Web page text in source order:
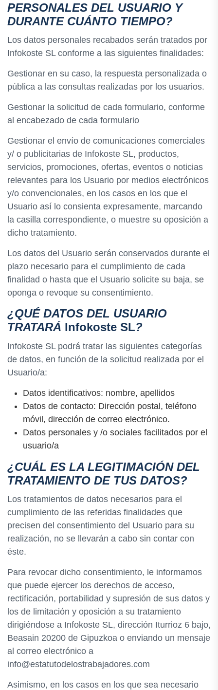
PERSONALES DEL USUARIO Y
DURANTE CUÁNTO TIEMPO?
Los datos personales recabados serán tratados por
Infokoste SL conforme a las siguientes finalidades:
Gestionar en su caso, la respuesta personalizada o
pública a las consultas realizadas por los usuarios.
Gestionar la solicitud de cada formulario, conforme
al encabezado de cada formulario
Gestionar el envío de comunicaciones comerciales
y/ o publicitarias de Infokoste SL, productos,
servicios, promociones, ofertas, eventos o noticias
relevantes para los Usuario por medios electrónicos
y/o convencionales, en los casos en los que el
Usuario así lo consienta expresamente, marcando
la casilla correspondiente, o muestre su oposición a
dicho tratamiento.
Los datos del Usuario serán conservados durante el
plazo necesario para el cumplimiento de cada
finalidad o hasta que el Usuario solicite su baja, se
oponga o revoque su consentimiento.
¿QUÉ DATOS DEL USUARIO
TRATARÁ Infokoste SL?
Infokoste SL podrá tratar las siguientes categorías
de datos, en función de la solicitud realizada por el
Usuario/a:
Datos identificativos: nombre, apellidos
Datos de contacto: Dirección postal, teléfono
móvil, dirección de correo electrónico.
Datos personales y /o sociales facilitados por el
usuario/a
¿CUÁL ES LA LEGITIMACIÓN DEL
TRATAMIENTO DE TUS DATOS?
Los tratamientos de datos necesarios para el
cumplimiento de las referidas finalidades que
precisen del consentimiento del Usuario para su
realización, no se llevarán a cabo sin contar con
éste.
Para revocar dicho consentimiento, le informamos
que puede ejercer los derechos de acceso,
rectificación, portabilidad y supresión de sus datos y
los de limitación y oposición a su tratamiento
dirigiéndose a Infokoste SL, dirección Iturrioz 6 bajo,
Beasain 20200 de Gipuzkoa o enviando un mensaje
al correo electrónico a
info@estatutodelostrabajadores.com
Asimismo, en los casos en los que sea necesario